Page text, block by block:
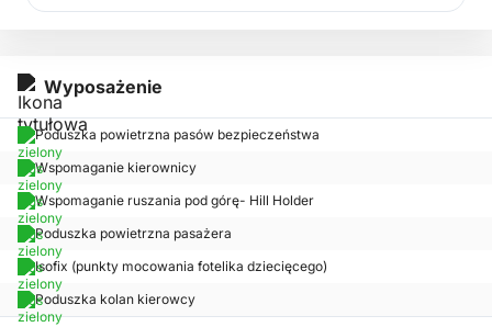
Wyposażenie
Poduszka powietrzna pasów bezpieczeństwa
Wspomaganie kierownicy
Wspomaganie ruszania pod górę- Hill Holder
Poduszka powietrzna pasażera
Isofix (punkty mocowania fotelika dziecięcego)
Poduszka kolan kierowcy